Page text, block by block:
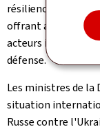
résilience, et vise
offrant ainsi un
acteurs industriels,
défense.
Les ministres de la
situation
Russe contre